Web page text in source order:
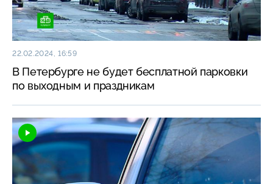
22.02.2024, 16:59
В Петербурге не будет бесплатной парковки
по выходным и праздникам